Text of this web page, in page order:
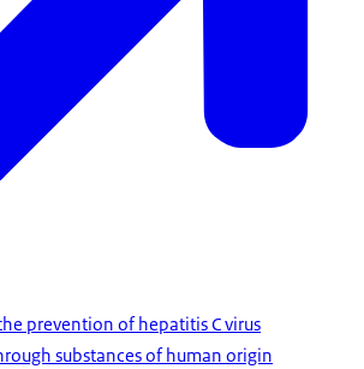
prevention of hepatitis C virus
substances of human origin